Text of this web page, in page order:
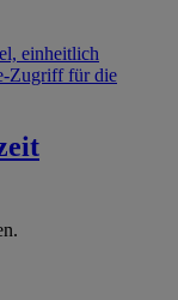
einheitlich
Zugriff für die